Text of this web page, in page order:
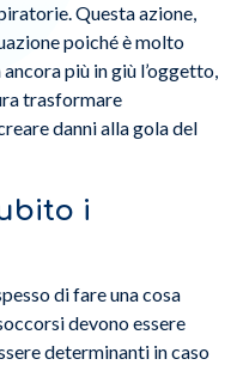
Questa azione,
poiché è molto
più in giù l’oggetto,
trasformare
danni alla gola del
i
di fare una cosa
devono essere
determinanti in caso